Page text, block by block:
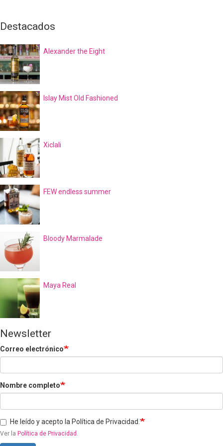
Destacados
Alexander the Eight
Islay Mist Old Fashioned
Xiclali
FEW endless summer
Bloody Marmalade
Maya Real
Newsletter
Correo electrónico
Nombre completo
He leído y acepto la Política de Privacidad.
Ver la Política de Privacidad .